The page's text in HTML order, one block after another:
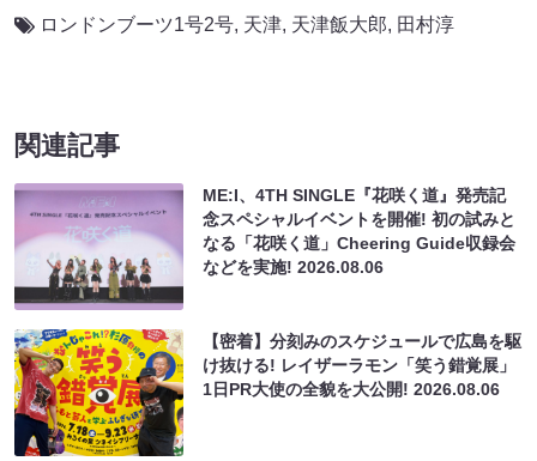
ロンドンブーツ1号2号, 天津, 天津飯大郎, 田村淳
関連記事
ME:I、4TH SINGLE『花咲く道』発売記
念スペシャルイベントを開催! 初の試みと
なる「花咲く道」Cheering Guide収録会
などを実施!2026.08.06
【密着】分刻みのスケジュールで広島を駆
け抜ける! レイザーラモン「笑う錯覚展」
1日PR大使の全貌を大公開!2026.08.06